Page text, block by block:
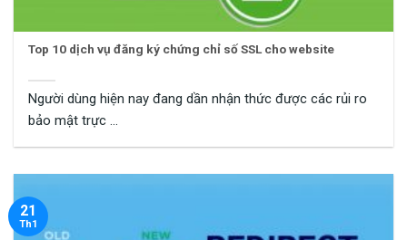
Top 10 dịch vụ đăng ký chứng chỉ số SSL cho website
Người dùng hiện nay đang dần nhận thức được các rủi ro
bảo mật trực ...
21
Th1